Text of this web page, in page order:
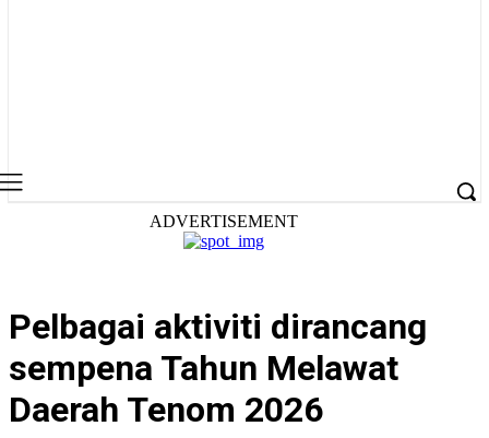
ADVERTISEMENT
Pelbagai aktiviti dirancang
sempena Tahun Melawat
Daerah Tenom 2026